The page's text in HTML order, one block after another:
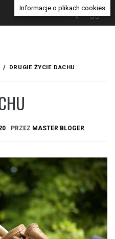
DRUGIE ŻYCIE DACHU
PRZEZ MASTER BLOGER
Informacje o plikach cookies